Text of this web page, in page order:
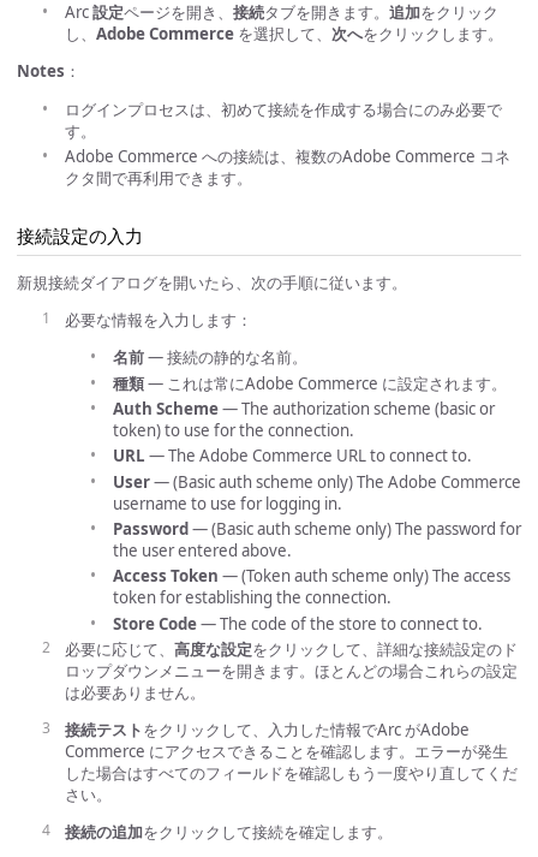
Arc設定ページを開き、 接続タブを開きます。 追加をクリック
し、 Adobe Commerce を選択して、 次へをクリックします。
Notes ：
ログインプロセスは、初めて接続を作成する場合にのみ必要で
す。
Adobe Commerce への接続は、複数のAdobe Commerce コネ
クタ間で再利用できます。
接続設定の入力
新規接続ダイアログを開いたら、次の手順に従います。
必要な情報を入力します：
名前— 接続の静的な名前。
種類— これは常にAdobe Commerce に設定されます。
Auth Scheme— The authorization scheme (basic or
token) to use for the connection.
URL — The Adobe Commerce URL to connect to.
User— (Basic auth scheme only) The Adobe Commerce
username to use for logging in.
Password— (Basic auth scheme only) The password for
the user entered above.
Access Token — (Token auth scheme only) The access
token for establishing the connection.
Store Code— The code of the store to connect to.
必要に応じて、 高度な設定をクリックして、詳細な接続設定のド
ロップダウンメニューを開きます。ほとんどの場合これらの設定
は必要ありません。
接続テストをクリックして、入力した情報でArc がAdobe
Commerce にアクセスできることを確認します。エラーが発生
した場合はすべてのフィールドを確認しもう一度やり直してくだ
さい。
接続の追加をクリックして接続を確定します。